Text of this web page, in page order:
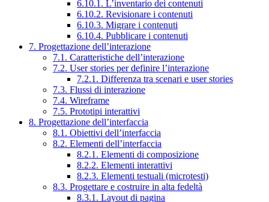
6.10.1. L’inventario dei contenuti
6.10.2. Revisionare i contenuti
6.10.3. Migrare i contenuti
6.10.4. Pubblicare i contenuti
7. Progettazione dell’interazione
7.1. Caratteristiche dell’interazione
7.2. User stories per definire l’interazione
7.2.1. Differenza tra scenari e user stories
7.3. Flussi di interazione
7.4. Wireframe
7.5. Prototipi interattivi
8. Progettazione dell’interfaccia
8.1. Obiettivi dell’interfaccia
8.2. Elementi dell’interfaccia
8.2.1. Elementi di composizione
8.2.2. Elementi interattivi
8.2.3. Elementi testuali (microtesti)
8.3. Progettare e costruire in alta fedeltà
8.3.1. Layout di pagina